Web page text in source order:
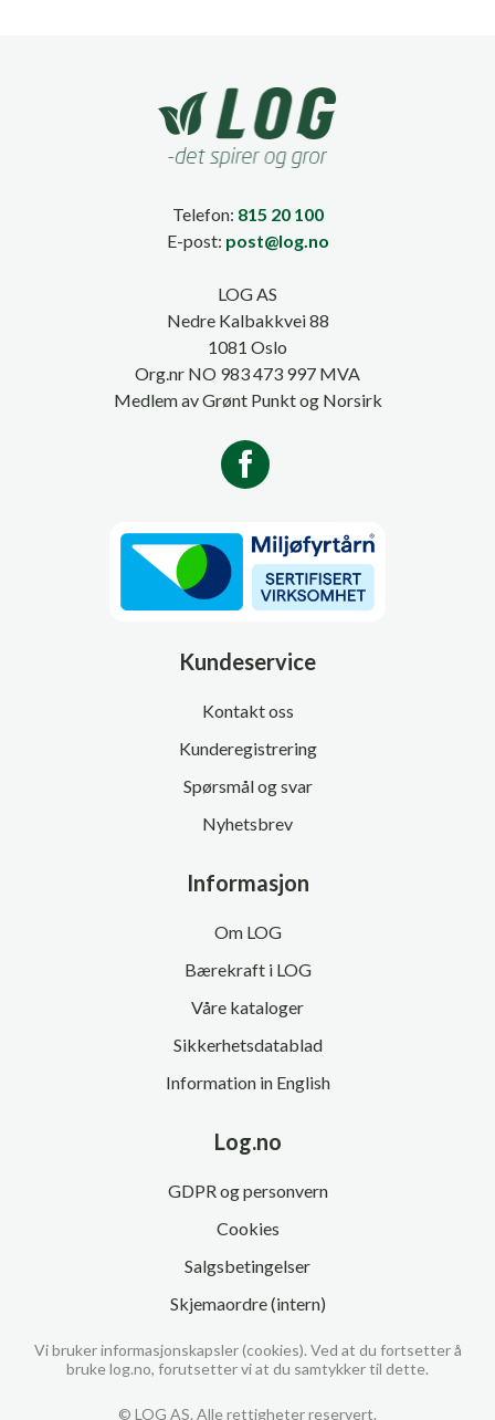
Telefon: 815 20 100
E-post: post@log.no
LOG AS
Nedre Kalbakkvei 88
1081 Oslo
Org.nr NO 983 473 997 MVA
Medlem av Grønt Punkt og Norsirk
Kundeservice
Kontakt oss
Kunderegistrering
Spørsmål og svar
Nyhetsbrev
Informasjon
Om LOG
Bærekraft i LOG
Våre kataloger
Sikkerhetsdatablad
Information in English
Log.no
GDPR og personvern
Cookies
Salgsbetingelser
Skjemaordre (intern)
© LOG AS. Alle rettigheter reservert.
Vi bruker informasjonskapsler (cookies). Ved at du fortsetter å
bruke log.no, forutsetter vi at du samtykker til dette.